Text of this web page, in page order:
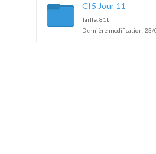
CI5 Jour 11
Taille: 81b
Dernière modification: